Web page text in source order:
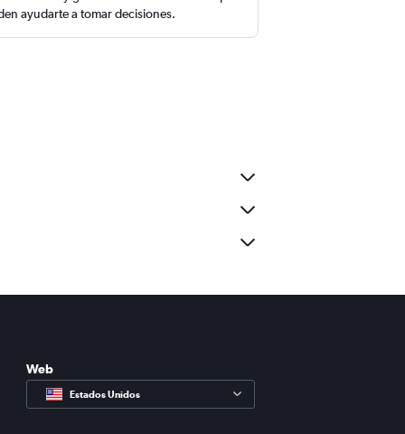
ayudarte a tomar decisiones.
Web
Estados Unidos